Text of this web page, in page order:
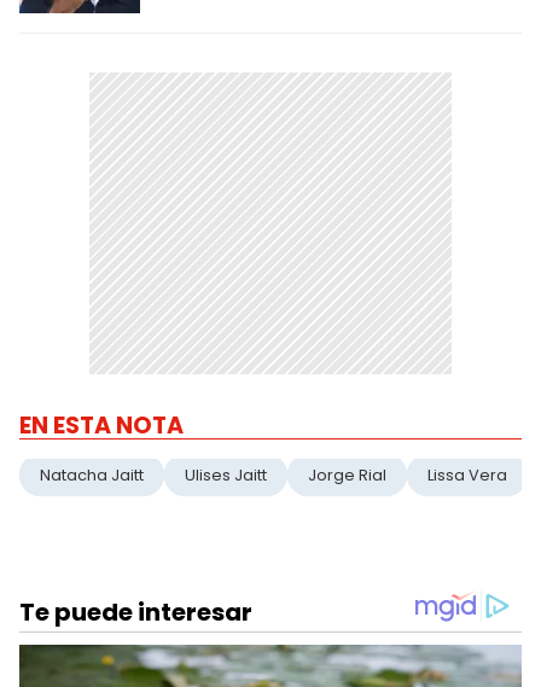
EN ESTA NOTA
Natacha Jaitt Ulises Jaitt Jorge Rial Lissa Vera